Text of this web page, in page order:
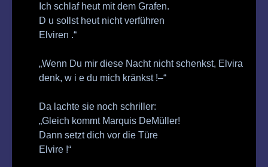
Ich schlaf heut mit dem Grafen.
D u sollst heut nicht verführen
Elviren .“
„Wenn Du mir diese Nacht nicht schenkst, Elvira
denk, w i e du mich kränkst !–“
Da lachte sie noch schriller:
„Gleich kommt Marquis DeMüller!
Dann setzt dich vor die Türe
Elvire !“